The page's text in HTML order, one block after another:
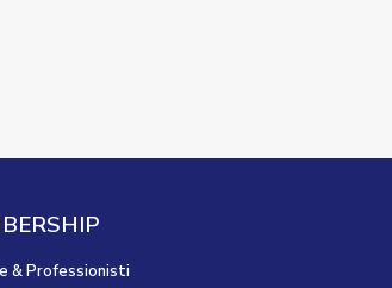
& Professionisti